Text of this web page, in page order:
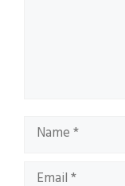
Name
Email